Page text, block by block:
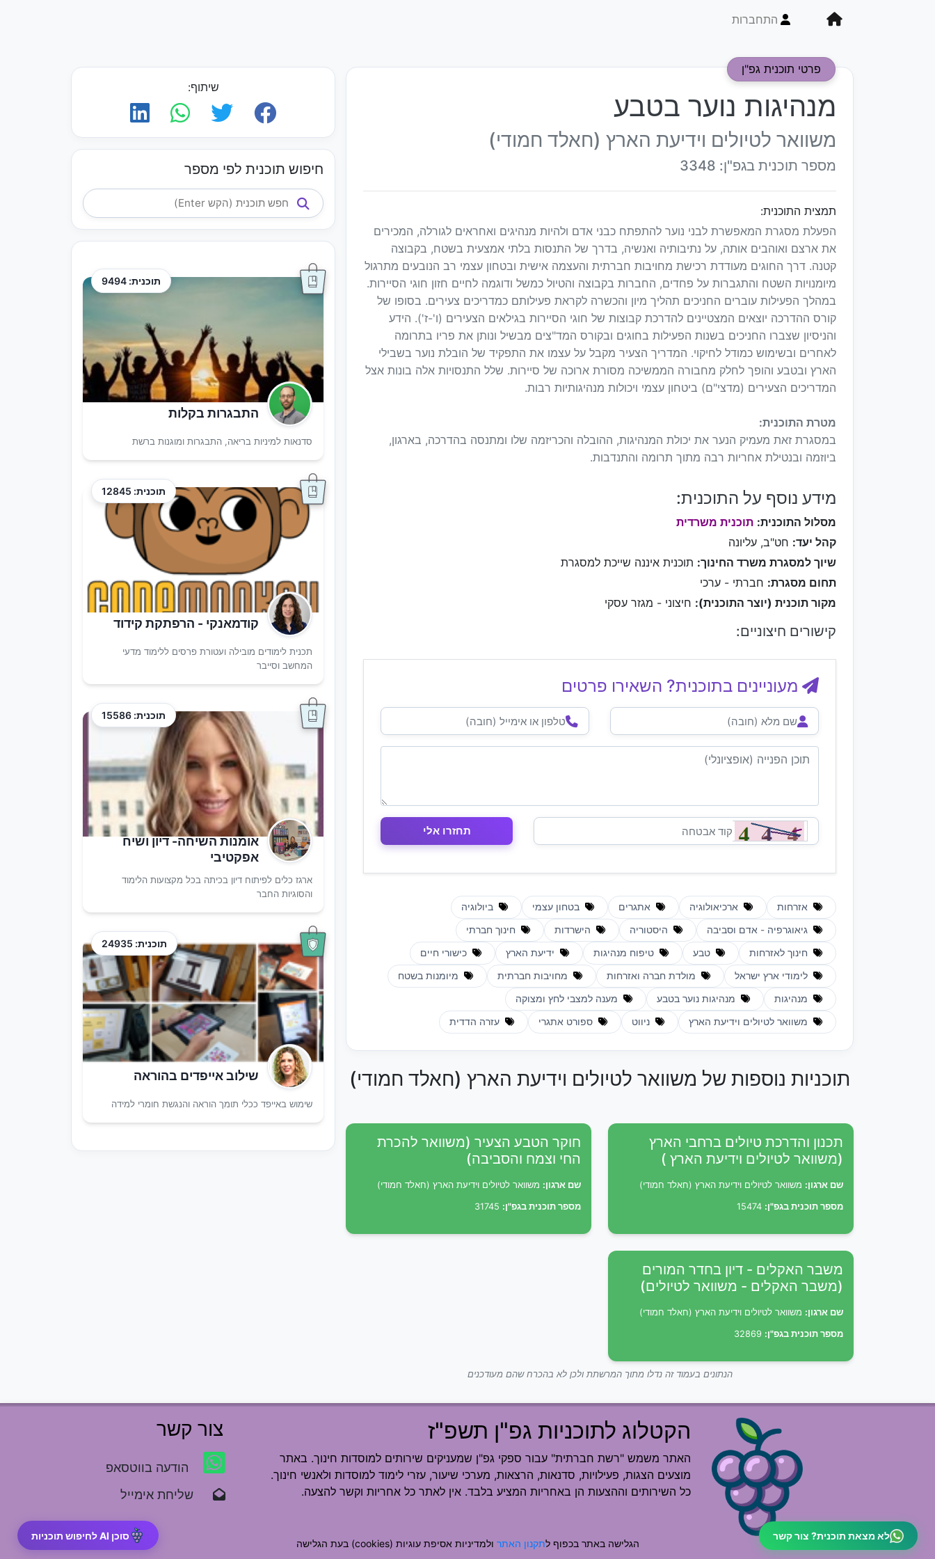
התחברות
פרטי תוכנית גפ"ן
מנהיגות נוער בטבע
משוואר לטיולים וידיעת הארץ (חאלד חמודי)
מספר תוכנית בגפ"ן: 3348
תמצית התוכנית:
הפעלת מסגרת המאפשרת לבני נוער להתפתח כבני אדם ולהיות מנהיגים ואחראים לגורלה, המכירים
את ארצם ואוהבים אותה, על נתיבותיה ואנשיה, בדרך של התנסות בלתי אמצעית בשטח, בקבוצה
קטנה. דרך החוגים מעודדת רכישת מחויבות חברתית והעצמה אישית ובטחון עצמי רב הנובעים מתרגול
מיומנויות השטח והתגברות על פחדים, החברות בקבוצה והטיול כמשל ודוגמה לחיים חזון חוגי הסיירות.
במהלך הפעילות עוברים החניכים תהליך מיון והכשרה לקראת פעילותם כמדריכים צעירים. בסופו של
קורס ההדרכה יוצאים המצטיינים להדרכת קבוצות של חוגי הסיירות בגילאים הצעירים (ו'-ז'). הידע
והניסיון שצברו החניכים בשנות הפעילות בחוגים ובקורס המד"צים מבשיל ונותן את פריו בתרומה
לאחרים ובשימוש כמודל לחיקוי. המדריך הצעיר מקבל על עצמו את התפקיד של הובלת נוער בשבילי
הארץ ובטבע והופך לחלק מחבורה הממשיכה מסורת ארוכה של סיירות. שלל התנסויות אלה בונות אצל
המדריכים הצעירים (מדצי"ם) ביטחון עצמי ויכולות מנהיגותיות רבות.
מטרת התוכנית:
במסגרת זאת מעמיק הנער את יכולת המנהיגות, ההובלה והכריזמה שלו ומתנסה בהדרכה, בארגון,
ביוזמה ובנטילת אחריות רבה מתוך תרומה והתנדבות.
מידע נוסף על התוכנית:
מסלול התוכנית: תוכנית משרדית
קהל יעד: חט"ב, עליונה
שיוך למסגרת משרד החינוך: תוכנית איננה שייכת למסגרת
תחום מסגרת: חברתי - ערכי
מקור תוכנית (יוצר התוכנית): חיצוני - מגזר עסקי
קישורים חיצוניים:
מעוניינים בתוכנית? השאירו פרטים
אזרחות ארכיאולוגיה אתגרים בטחון עצמי ביולוגיה
גיאוגרפיה - אדם וסביבה היסטוריה הישרדות חינוך חברתי
חינוך לאזרחות טבע טיפוח מנהיגות ידיעת הארץ כישורי חיים
לימודי ארץ ישראל מולדת חברה ואזרחות מחויבות חברתית מיומנות בשטח
מנהיגות מנהיגות נוער בטבע מענה למצבי לחץ ומצוקה
משוואר לטיולים וידיעת הארץ ניווט ספורט אתגרי עזרה הדדית
תוכניות נוספות של משוואר לטיולים וידיעת הארץ (חאלד חמודי)
תכנון והדרכת טיולים ברחבי הארץ
(משוואר לטיולים וידיעת הארץ )
שם ארגון: משוואר לטיולים וידיעת הארץ (חאלד חמודי)
מספר תוכנית בגפ"ן:
חוקר הטבע הצעיר (משוואר להכרת
החי וצמח והסביבה)
שם ארגון: משוואר לטיולים וידיעת הארץ (חאלד חמודי)
מספר תוכנית בגפ"ן:
משבר האקלים - דיון בחדר המורים
(משבר האקלים - משוואר לטיולים)
שם ארגון: משוואר לטיולים וידיעת הארץ (חאלד חמודי)
מספר תוכנית בגפ"ן:
הנתונים בעמוד זה נדלו מתוך המרשתת ולכן לא בהכרח שהם מעודכנים
שיתוף:
חיפוש תוכנית לפי מספר
תוכנית: 9494
התבגרות בקלות
סדנאות למיניות בריאה, התבגרות ומוגנות ברשת
תוכנית: 12845
קודמאנקי - הרפתקת קידוד
תכנית לימודים מובילה ועטורת פרסים ללימוד מדעי
המחשב וסייבר
תוכנית: 15586
אומנות השיחה- דיון ושיח
אפקטיבי
ארגז כלים לפיתוח דיון בכיתה בכל מקצועות הלימוד
והסוגיות החבר
תוכנית: 24935
שילוב אייפדים בהוראה
שימוש באייפד ככלי תומך הוראה והנגשת חומרי למידה
לא מצאת תוכנית? צור קשר סוכן AI לחיפוש תוכניות
הקטלוג לתוכניות גפ"ן תשפ"ז
האתר משמש "רשת חברתית" עבור ספקי גפ"ן שמעניקים שירותים למוסדות חינוך. באתר
מוצעים הצגות, פעילויות, סדנאות, הרצאות, מערכי שיעור, עזרי לימוד למוסדות ולאנשי חינוך.
כל השירותים וההצעות הן באחריות המציע בלבד. אין לאתר כל אחריות וקשר להצעה.
צור קשר
הודעה בווטסאפ
שליחת אימייל
הגלישה באתר בכפוף לתקנון האתר ולמדיניות אסיפת עוגיות (cookies) בעת הגלישה